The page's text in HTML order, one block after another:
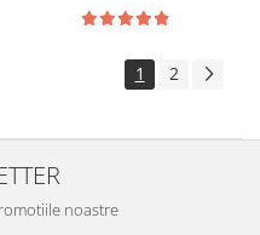
1 2
noastre